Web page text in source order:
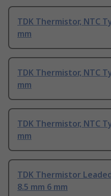
TDK Thermistor, NTC
mm
TDK Thermistor, NTC
mm
TDK Thermistor, NTC
mm
TDK Thermistor
8.5 mm 6 mm